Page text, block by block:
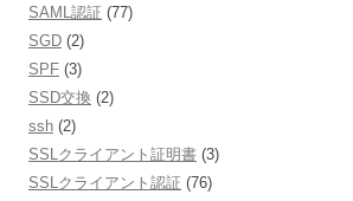
SAML認証 (77)
SGD (2)
SPF (3)
SSD交換 (2)
ssh (2)
SSLクライアント証明書 (3)
SSLクライアント認証 (76)